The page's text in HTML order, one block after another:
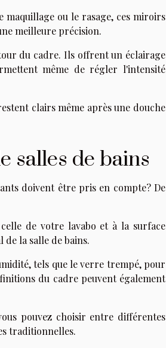
maquillage ou le rasage, ces miroirs
meilleure précision.
du cadre. Ils offrent un éclairage
même de régler l'intensité
clairs même après une douche
salles de bains
doivent être pris en compte? De
de votre lavabo et à la surface
la salle de bains.
tels que le verre trempé, pour
du cadre peuvent également
pouvez choisir entre différentes
traditionnelles.